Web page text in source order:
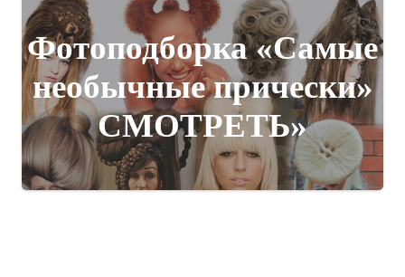
Фотоподборка «Самые
необычные прически»
СМОТРЕТЬ»